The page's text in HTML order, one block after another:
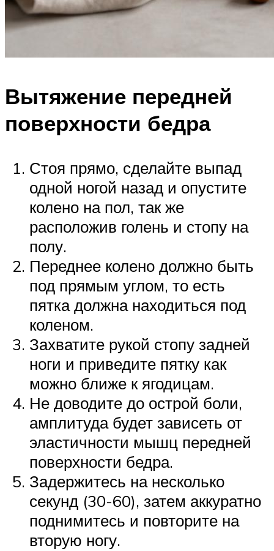
Вытяжение передней
поверхности бедра
Стоя прямо, сделайте выпад
одной ногой назад и опустите
колено на пол, так же
расположив голень и стопу на
полу.
Переднее колено должно быть
под прямым углом, то есть
пятка должна находиться под
коленом.
Захватите рукой стопу задней
ноги и приведите пятку как
можно ближе к ягодицам.
Не доводите до острой боли,
амплитуда будет зависеть от
эластичности мышц передней
поверхности бедра.
Задержитесь на несколько
секунд (30-60), затем аккуратно
поднимитесь и повторите на
вторую ногу.